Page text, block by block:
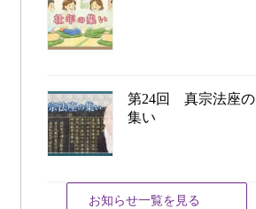
第24回 真宗法座の
集い
お知らせ一覧を見る